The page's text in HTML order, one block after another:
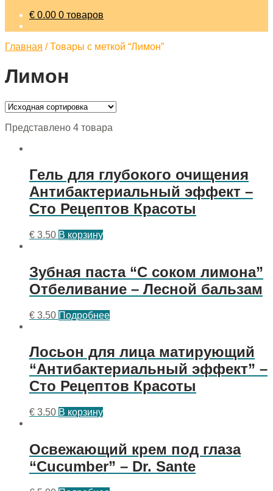
€ 0.00 0 товаров
Главная /Товары с меткой “Лимон”
Лимон
Представлено 4 товара
Гель для глубокого очищения
Антибактериальный эффект –
Сто Рецептов Красоты
€ 3.50 В корзину
Зубная паста “С соком лимона”
Отбеливание – Лесной бальзам
€ 3.50 Подробнее
Лосьон для лица матирующий
“Антибактериальный эффект” –
Сто Рецептов Красоты
€ 3.50 В корзину
Освежающий крем под глаза
“Cucumber” – Dr. Sante